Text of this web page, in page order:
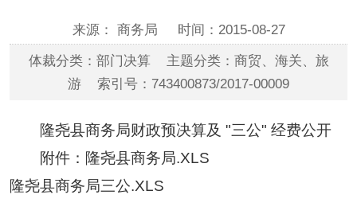
来源： 商务局 时间：2015-08-27
体裁分类：部门决算 主题分类：商贸、海关、旅
游 索引号：743400873/2017-00009
隆尧县商务局财政预决算及 "三公" 经费公开
附件： 隆尧县商务局.XLS
隆尧县商务局三公.XLS